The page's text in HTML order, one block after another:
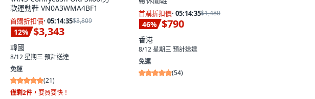
款運動鞋 VN0A3WMA4BF1
首購折扣價· 05:14:33$3,809
12% $3,343
韓國
8/12 星期三預計送達
免運
(21)
僅剩2件， 要買要快！
首購折扣價· 05:14:33$1,480
46% $790
香港
8/12 星期三預計送達
免運
(54)